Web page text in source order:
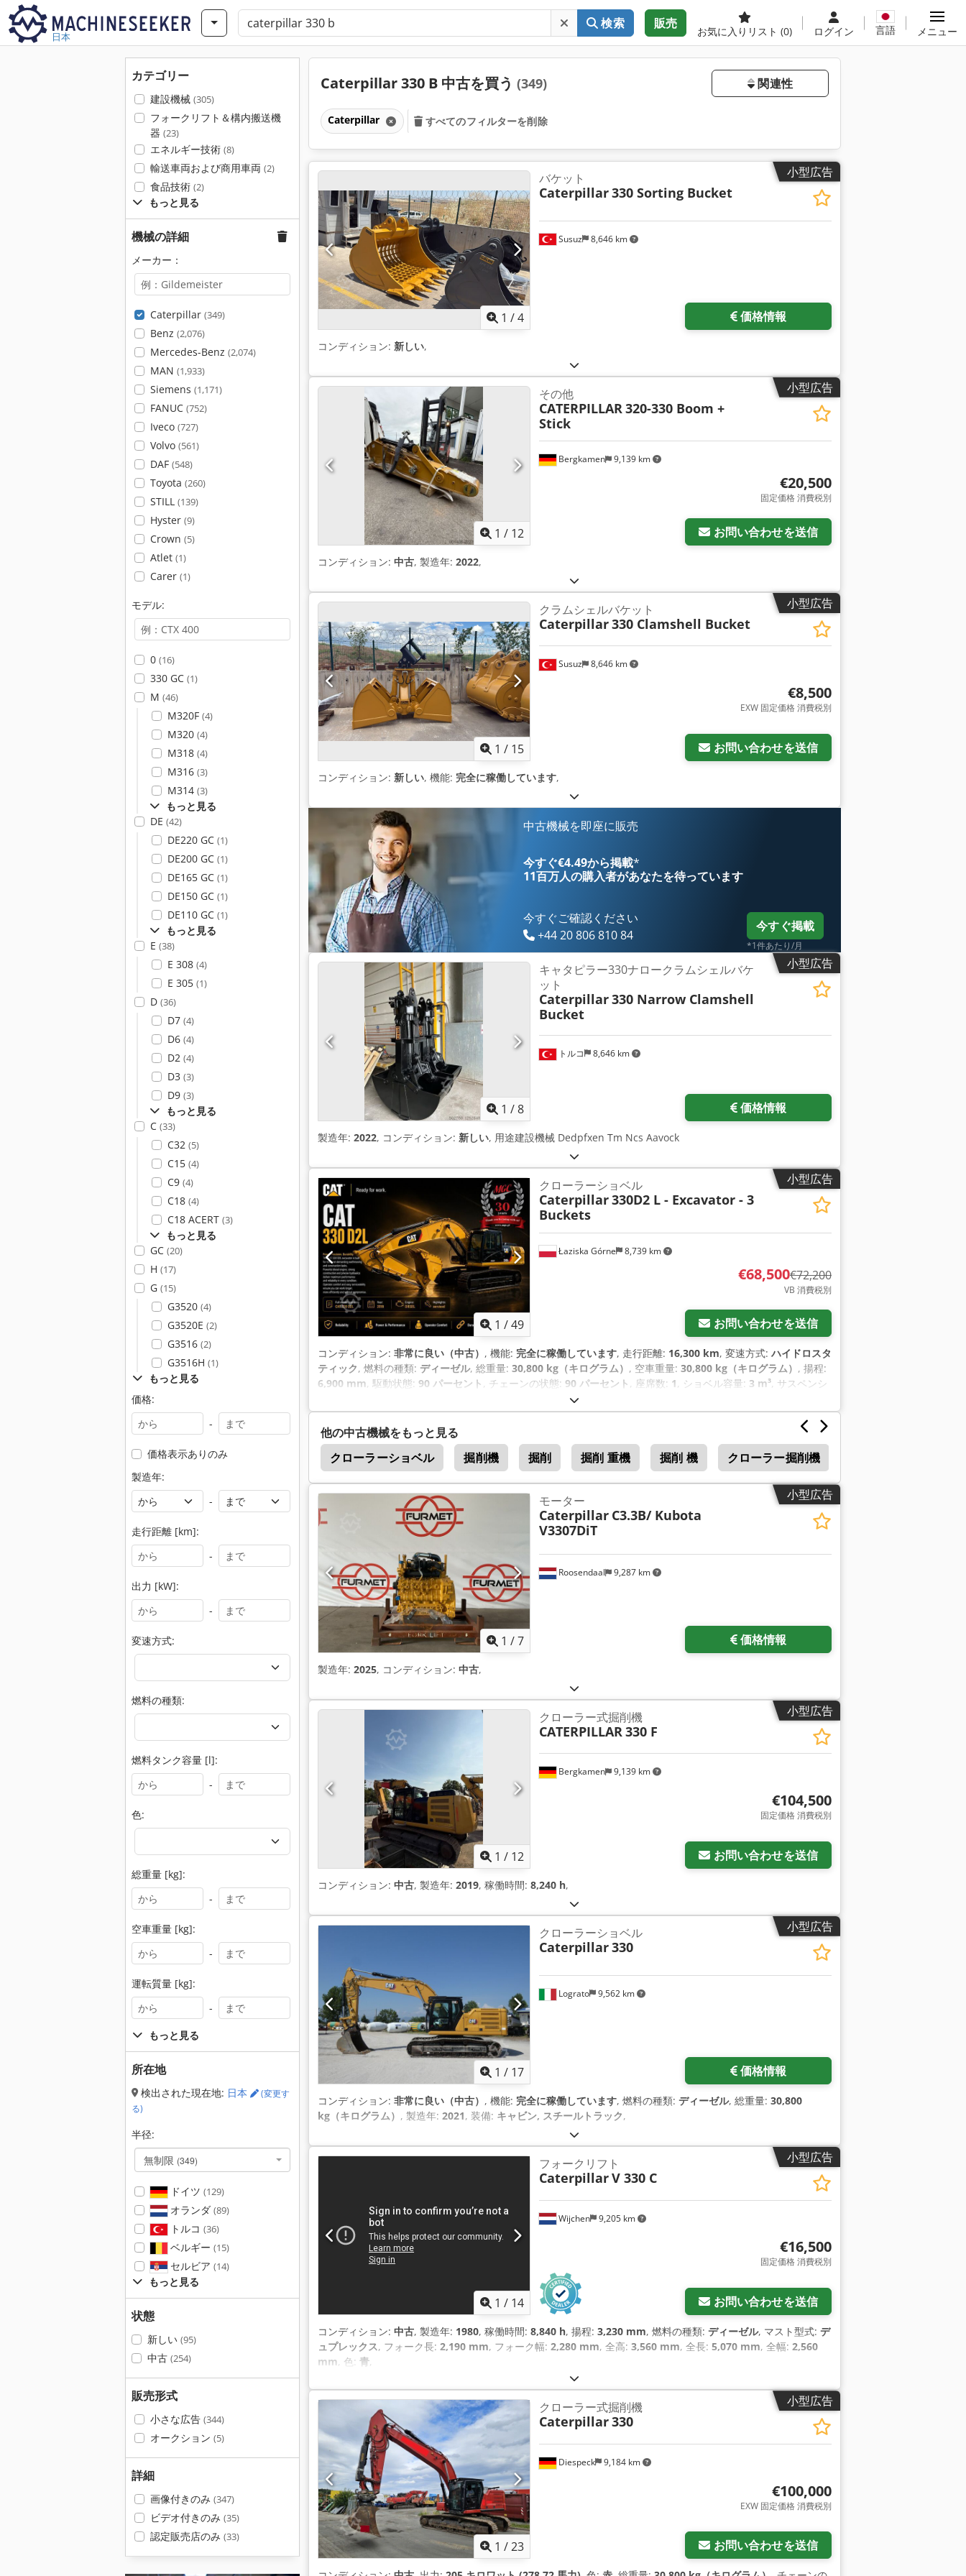
日本
検索 販売
お気に入りリスト (0) ログイン 言語 メニュー
カテゴリー
建設機械 (305)
フォークリフト＆構内搬送機
器 (23)
エネルギー技術 (8)
輸送車両および商用車両 (2)
食品技術 (2)
もっと見る
機械の詳細
メーカー：
Caterpillar (349)
Benz (2,076)
Mercedes-Benz (2,074)
MAN (1,933)
Siemens (1,171)
FANUC (752)
Iveco (727)
Volvo (561)
DAF (548)
Toyota (260)
STILL (139)
Hyster (9)
Crown (5)
Atlet (1)
Carer (1)
モデル:
0 (16)
330 GC (1)
M (46)
M320F (4)
M320 (4)
M318 (4)
M316 (3)
M314 (3)
もっと見る
DE (42)
DE220 GC (1)
DE200 GC (1)
DE165 GC (1)
DE150 GC (1)
DE110 GC (1)
もっと見る
E (38)
E 308 (4)
E 305 (1)
D (36)
D7 (4)
D6 (4)
D2 (4)
D3 (3)
D9 (3)
もっと見る
C (33)
C32 (5)
C15 (4)
C9 (4)
C18 (4)
C18 ACERT (3)
もっと見る
GC (20)
H (17)
G (15)
G3520 (4)
G3520E (2)
G3516 (2)
G3516H (1)
もっと見る
価格:
-
価格表示ありのみ
製造年:
-
走行距離 [km]:
-
出力 [kW]:
-
変速方式:
燃料の種類:
燃料タンク容量 [l]:
-
色:
総重量 [kg]:
-
空車重量 [kg]:
-
運転質量 [kg]:
-
もっと見る
所在地
検出された現在地: 日本
(変更す
る)
半径:
無制限 (349)
ドイツ (129)
オランダ (89)
トルコ (36)
ベルギー (15)
セルビア (14)
もっと見る
状態
新しい (95)
中古 (254)
販売形式
小さな広告 (344)
オークション (5)
詳細
画像付きのみ (347)
ビデオ付きのみ (35)
認定販売店のみ (33)
Caterpillar 330 B 中古を買う (349) 関連性
Caterpillar すべてのフィルターを削除
小型広告
1 /4
Susuz 8,646 km
バケット
Caterpillar330 Sorting Bucket
価格情報
コンディション: 新しい,
小型広告
1 / 12
Bergkamen 9,139 km
その他
CATERPILLAR 320-330 Boom +
Stick
€20,500
固定価格 消費税別
お問い合わせを送信
コンディション: 中古, 製造年: 2022,
小型広告
1 / 15
Susuz 8,646 km
クラムシェルバケット
Caterpillar330 Clamshell Bucket
€8,500
EXW 固定価格 消費税別
お問い合わせを送信
コンディション: 新しい, 機能: 完全に稼働しています,
中古機械を即座に販売
今すぐ€4.49から掲載*
11百万人の購入者があなたを待っています
今すぐご確認ください
+44 20 806 810 84
今すぐ掲載
*1件あたり/月
小型広告
1 /8
トルコ 8,646 km
キャタピラー330ナロークラムシェルバケ
ット
Caterpillar330 Narrow Clamshell
Bucket
価格情報
製造年: 2022, コンディション: 新しい, 用途建設機械 Dedpfxen Tm Ncs Aavock
小型広告
1 /49
Łaziska Górne 8,739 km
クローラーショベル
Caterpillar330D2 L - Excavator - 3
Buckets
€68,500€72,200
VB 消費税別
お問い合わせを送信
コンディション: 非常に良い（中古） , 機能: 完全に稼働しています, 走行距離: 16,300 km, 変速方式: ハイドロスタ
ティック, 燃料の種類: ディーゼル, 総重量: 30,800 kg（キログラム） , 空車重量: 30,800 kg（キログラム） , 揚程:
6,900 mm, 駆動状態: 90 パーセント , チェーンの状態: 90 パーセント , 座席数: 1, ショベル容量: 3 m³, サスペンシ
ABS（アンチロック・ブレーキ・システム）, エアコン, キャビ
ン, スチールトラック, デファレンシャルロック, ヘッドガード, リアピックアップ, 低騒音, 傾斜キャリッジ, 油圧,
車載コンピュータ, 追加ヘッドライト
他の中古機械をもっと見る
クローラーショベル
掘削機 掘削 掘削 重機 掘削 機 クローラー掘削機
クローラ ショベル Hyundai
小型広告
1 /7
Roosendaal 9,287 km
モーター
Caterpillar C3.3B/ Kubota
V3307DiT
価格情報
製造年: 2025, コンディション: 中古,
小型広告
1 / 12
Bergkamen 9,139 km
クローラー式掘削機
CATERPILLAR 330 F
€104,500
固定価格 消費税別
お問い合わせを送信
コンディション: 中古, 製造年: 2019, 稼働時間: 8,240 h,
小型広告
1 / 17
Lograto 9,562 km
クローラーショベル
Caterpillar330
価格情報
コンディション: 非常に良い（中古） , 機能: 完全に稼働しています, 燃料の種類: ディーゼル, 総重量: 30,800
kg（キログラム） , 製造年: 2021, 装備: キャビン, スチールトラック,
小型広告
1 / 14
Wijchen 9,205 km
フォークリフト
CaterpillarV 330 C
€16,500
固定価格 消費税別
お問い合わせを送信
コンディション: 中古, 製造年: 1980, 稼働時間: 8,840 h, 揚程: 3,230 mm, 燃料の種類: ディーゼル, マスト型式: デ
ュプレックス, フォーク長: 2,190 mm, フォーク幅: 2,280 mm, 全高: 3,560 mm, 全長: 5,070 mm, 全幅: 2,560
mm, 色: 青,
小型広告
1 /23
Diespeck 9,184 km
クローラー式掘削機
Caterpillar330
€100,000
EXW 固定価格 消費税別
お問い合わせを送信